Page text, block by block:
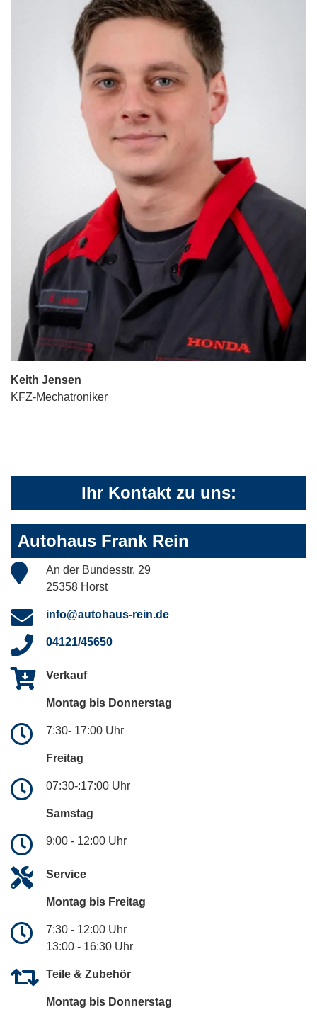
Keith Jensen
KFZ-Mechatroniker
Ihr Kontakt zu uns:
Autohaus Frank Rein
An der Bundesstr. 29
25358 Horst
info@autohaus-rein.de
04121/45650
Verkauf
Montag bis Donnerstag
7:30- 17:00 Uhr
Freitag
07:30-:17:00 Uhr
Samstag
9:00 - 12:00 Uhr
Service
Montag bis Freitag
7:30 - 12:00 Uhr
13:00 - 16:30 Uhr
Teile & Zubehör
Montag bis Donnerstag